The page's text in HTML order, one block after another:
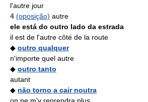
l'autre jour
4 (oposição) autre
ele está do outro lado da estrada
il est de l'autre côté de la route
◆ outro qualquer
n'importe quel autre
◆ outro tanto
autant
◆ não torno a cair noutra